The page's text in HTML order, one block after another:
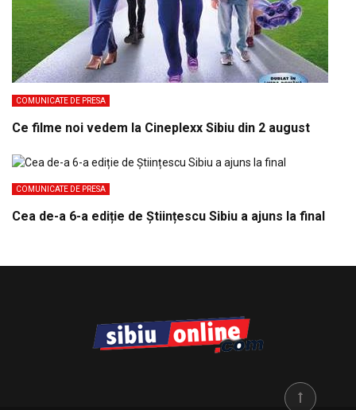
COMUNICATE DE PRESA
Ce filme noi vedem la Cineplexx Sibiu din 2 august
COMUNICATE DE PRESA
Cea de-a 6-a ediție de Științescu Sibiu a ajuns la final